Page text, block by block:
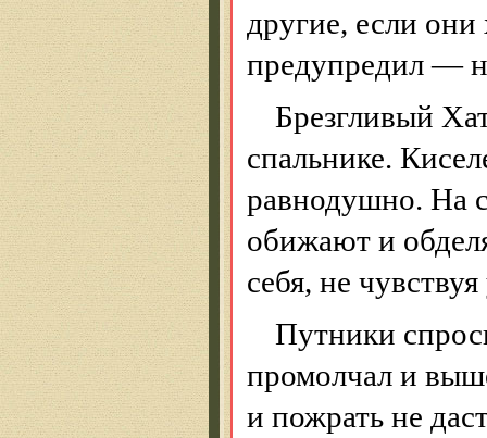
другие, если
предупредил —
Брезгливый
спальнике.
равнодушно. На
обижают и
себя, не
Путники
промолчал и
и пожрать не